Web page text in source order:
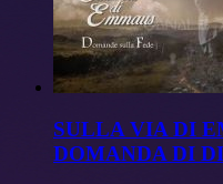
SULLA VIA DI
DOMANDA DI